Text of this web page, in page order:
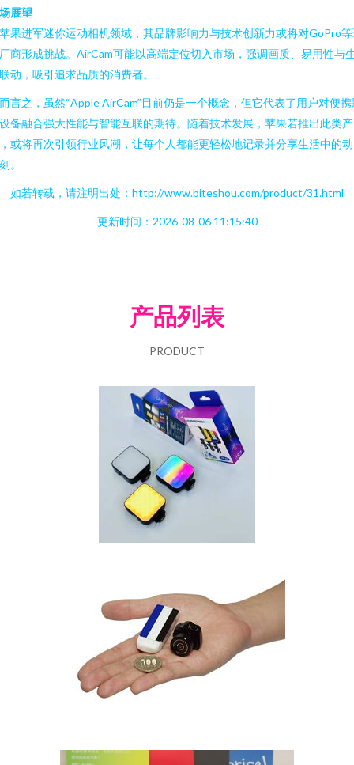
展望
果进军迷你运动相机领域，其品牌影响力与技术创新力或将对GoPro
商形成挑战。AirCam可能以高端定位切入市场，强调画质、易用性与
动，吸引追求品质的消费者。
言之，虽然“Apple AirCam”目前仍是一个概念，但它代表了用户对便携
备融合强大性能与智能互联的期待。随着技术发展，苹果若推出此类产
或将再次引领行业风潮，让每个人都能更轻松地记录并分享生活中的
。
如若转载，请注明出处：http://www.biteshou.com/product/31.html
更新时间：2026-08-06 11:15:40
产品列表
PRODUCT